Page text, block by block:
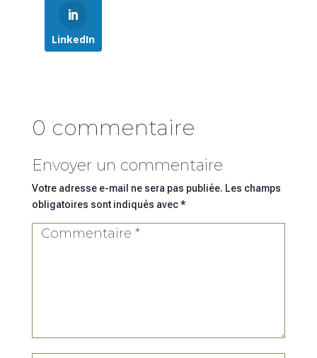
LinkedIn
0 commentaire
Envoyer un commentaire
Votre adresse e-mail ne sera pas publiée. Les champs
obligatoires sont indiqués avec*